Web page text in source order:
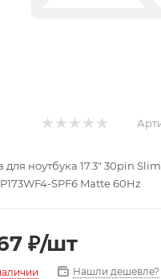
ноутбука 17.3" 30pin
SPF6 Matte 60Hz
₽/шт
Нашли дешевле?